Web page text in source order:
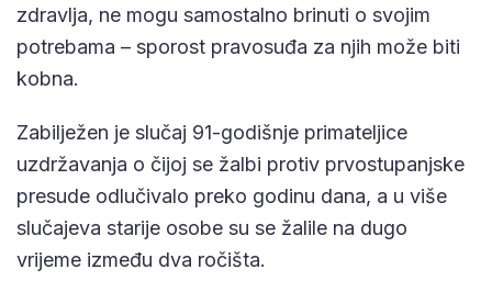
zdravlja, ne mogu samostalno brinuti o svojim
potrebama – sporost pravosuđa za njih može biti
kobna.
Zabilježen je slučaj 91-godišnje primateljice
uzdržavanja o čijoj se žalbi protiv prvostupanjske
presude odlučivalo preko godinu dana, a u više
slučajeva starije osobe su se žalile na dugo
vrijeme između dva ročišta.